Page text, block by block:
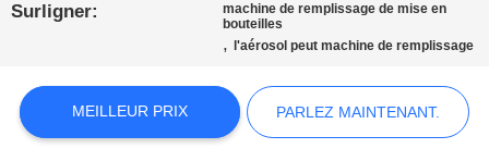
MAINTENANT.
Surligner:
machine de remplissage de mise en
bouteilles
, l'aérosol peut machine de remplissage
MEILLEUR PRIX PARLEZ MAINTENANT.